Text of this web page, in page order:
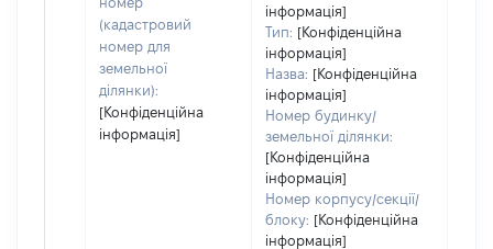
(кадастровий
номер для
земельної
ділянки):
[Конфіденційна
інформація]
інформація]
Тип: [Конфіденційна
інформація]
Назва: [Конфіденційна
інформація]
Номер будинку/
земельної ділянки:
[Конфіденційна
інформація]
Номер корпусу/секції/
блоку: [Конфіденційна
інформація]